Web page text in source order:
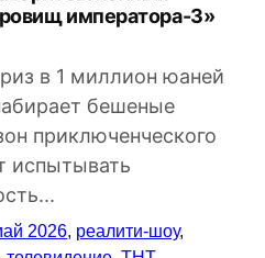
императора-3»
в 1 миллион юаней
бешеные
приключенческого
испытывать
2026, реалити-шоу,